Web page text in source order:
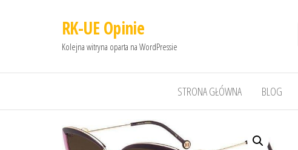
RK-UE Opinie
Kolejna witryna oparta na WordPressie
STRONA GŁÓWNA BLOG